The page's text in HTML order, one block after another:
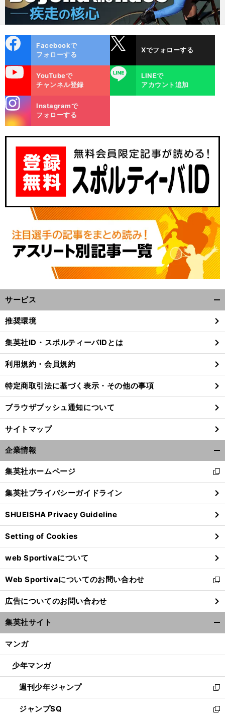
ok
Facebookで
フォローする
Xでフォローする
YouTubeで
チャンネル登録
LINE
LINEで
アカウント追加
m
Instagramで
フォローする
サービス
閉
る
推奨環境
集英社ID・スポルティーバIDとは
利用規約・会員規約
特定商取引法に基づく表示・その他の事項
ブラウザプッシュ通知について
サイトマップ
企業情報
閉
る
集英社ホームページ
新
し
い
ウ
ィ
ン
ド
ウ
で
開
く
集英社プライバシーガイドライン
SHUEISHA Privacy Guideline
Setting of Cookies
web Sportivaについて
Web Sportivaについてのお問い合わせ
新
し
い
ウ
ィ
ン
ウ
開
く
広告についてのお問い合わせ
集英社サイト
マンガ
少年マンガ
週刊少年ジャンプ
新
し
い
ジャンプSQ
新